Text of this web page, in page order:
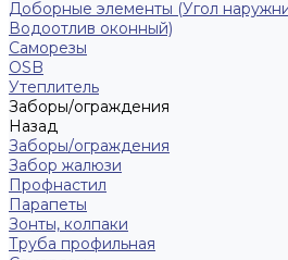
Доборные элементы (Угол
Водоотлив оконный)
Саморезы
OSB
Утеплитель
Заборы/ограждения
Назад
Заборы/ограждения
Забор жалюзи
Профнастил
Парапеты
Зонты, колпаки
Труба профильная